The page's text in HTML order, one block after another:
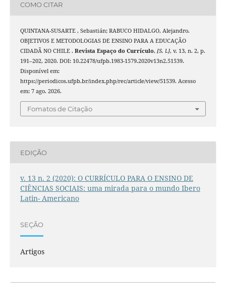
COMO CITAR
QUINTANA-SUSARTE , Sebastián; RABUCO HIDALGO, Alejandro.
OBJETIVOS E METODOLOGIAS DE ENSINO PARA A EDUCAÇÃO
CIDADÃ NO CHILE . Revista Espaço do Currículo, [S. l.], v. 13, n. 2, p.
191–202, 2020. DOI: 10.22478/ufpb.1983-1579.2020v13n2.51539.
Disponível em:
https://periodicos.ufpb.br/index.php/rec/article/view/51539. Acesso
em: 7 ago. 2026.
Fomatos de Citação
EDIÇÃO
v. 13 n. 2 (2020): O CURRÍCULO PARA O ENSINO DE
CIÊNCIAS SOCIAIS: uma mirada para o mundo Ibero
Latin- Americano
SEÇÃO
Artigos